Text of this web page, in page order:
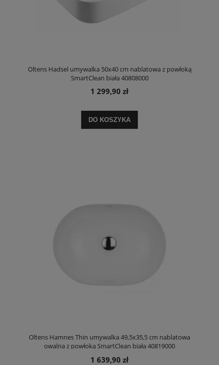
Oltens Hadsel umywalka 50x40 cm nablatowa z powłoką
SmartClean biała 40808000
1 299,90 zł
DO KOSZYKA
Oltens Hamnes Thin umywalka 49,5x35,5 cm nablatowa
owalna z powłoką SmartClean biała 40819000
1 639,90 zł